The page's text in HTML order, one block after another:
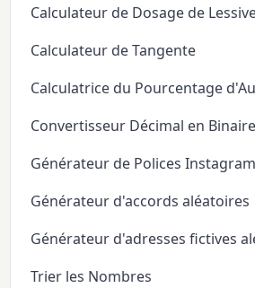
Calculateur de Dosage de
Calculateur de Tangente
Calculatrice du Pourcentage
Convertisseur Décimal en Binaire
Générateur de Polices Instagram
Générateur d'accords aléatoires
Générateur d'adresses fictives
Trier les Nombres